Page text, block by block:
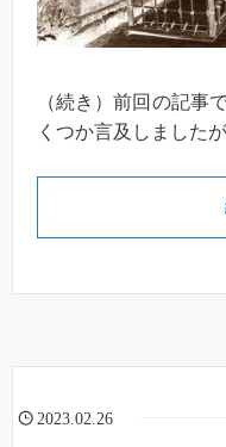
（続き）前回の記事
くつか言及しました
2023.02.26